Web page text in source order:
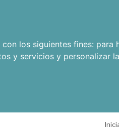
los siguientes fines: para
y servicios y personalizar